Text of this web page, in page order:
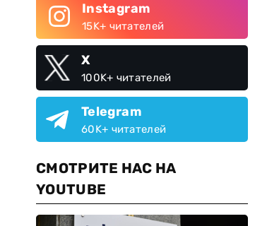
Instagram
15K+ читателей
X
100K+ читателей
Telegram
60K+ читателей
СМОТРИТЕ НАС НА
YOUTUBE